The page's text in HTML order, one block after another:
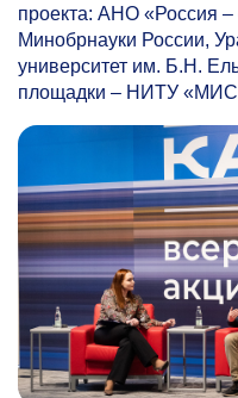
проекта: AHO «Россия
Минобрнауки России,
университет им. Б.Н.
площадки – НИТУ